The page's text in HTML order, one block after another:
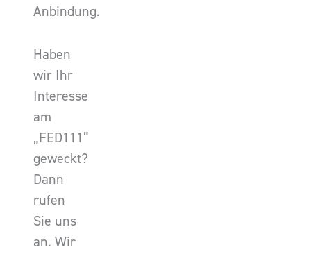
Anbindung.
Haben
wir Ihr
Interesse
am
„FED111”
geweckt?
Dann
rufen
Sie uns
an. Wir